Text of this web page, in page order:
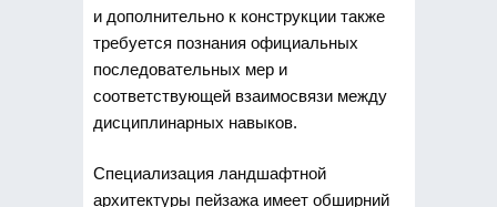
и дополнительно к конструкции также
требуется познания официальных
последовательных мер и
соответствующей взаимосвязи между
дисциплинарных навыков.
Специализация ландшафтной
архитектуры пейзажа имеет обширний